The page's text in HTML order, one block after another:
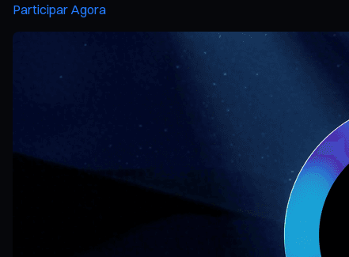
Participar Agora